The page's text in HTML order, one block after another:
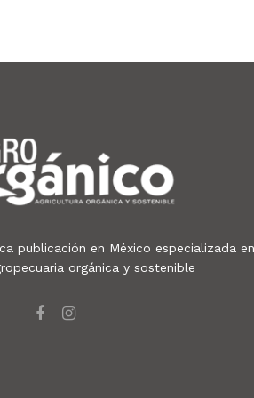
publicación en México especializada en
orgánica y sostenible